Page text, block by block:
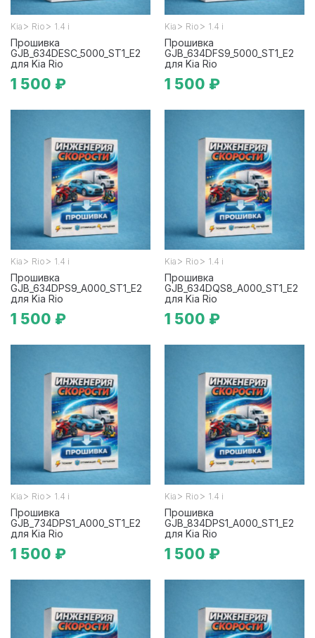
Kia > Rio > 1.4 i
Прошивка
GJB_634DESC_5000_ST1_E2
для Kia Rio
1 500 ₽
Kia > Rio > 1.4 i
Прошивка
GJB_634DFS9_5000_ST1_E2
для Kia Rio
1 500 ₽
Kia > Rio > 1.4 i
Прошивка
GJB_634DPS9_A000_ST1_E2
для Kia Rio
1 500 ₽
Kia > Rio > 1.4 i
Прошивка
GJB_634DQS8_A000_ST1_E2
для Kia Rio
1 500 ₽
Kia > Rio > 1.4 i
Прошивка
GJB_734DPS1_A000_ST1_E2
для Kia Rio
1 500 ₽
Kia > Rio > 1.4 i
Прошивка
GJB_834DPS1_A000_ST1_E2
для Kia Rio
1 500 ₽